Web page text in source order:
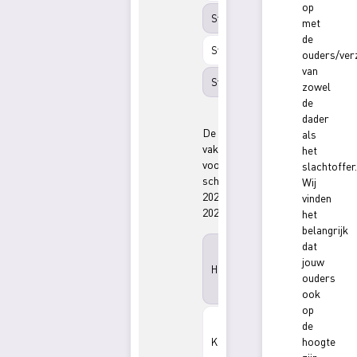
Studiemiddag
2 februari
Studiemiddag
9 maart
Studiedag
De
vakanties
voor
schooljaar
2026-
2027.
Herfstvakantie
19
oktober
t/m 23
oktober
2026
Kerstvakantie
21
december
2026 t/m
op
met
de
ouders/
van
zowel
de
dader
als
het
slachtoffer.
Wij
vinden
het
belangrijk
dat
jouw
ouders
ook
op
de
hoogte